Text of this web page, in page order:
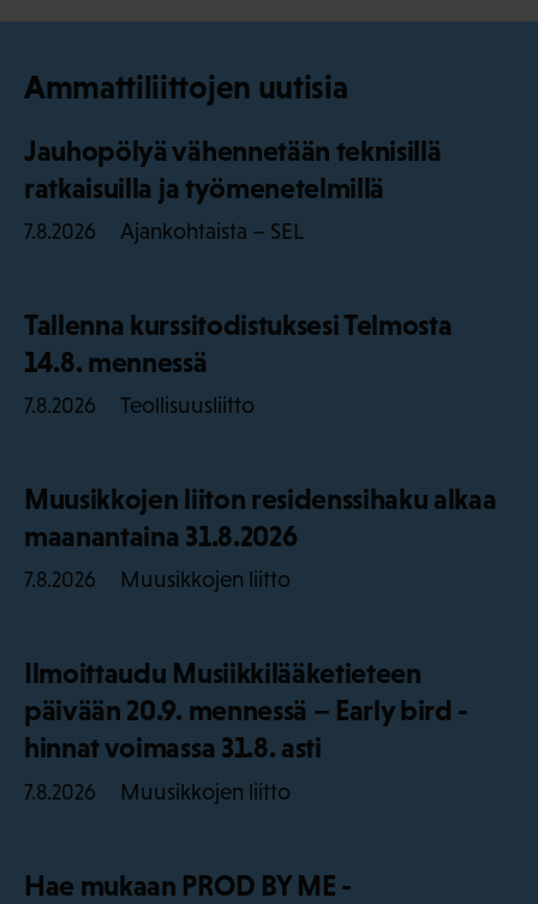
Ammattiliittojen uutisia
Jauhopölyä vähennetään teknisillä
ratkaisuilla ja työmenetelmillä
7.8.2026 Ajankohtaista – SEL
Tallenna kurssitodistuksesi Telmosta
14.8. mennessä
7.8.2026 Teollisuusliitto
Muusikkojen liiton residenssihaku alkaa
maanantaina 31.8.2026
7.8.2026 Muusikkojen liitto
Ilmoittaudu Musiikkilääketieteen
päivään 20.9. mennessä – Early bird -
hinnat voimassa 31.8. asti
7.8.2026 Muusikkojen liitto
Hae mukaan PROD BY ME -